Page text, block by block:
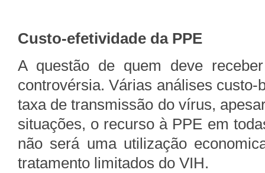
Custo-efetividade da PPE
A questão de quem deve
controvérsia. Várias análises
taxa de transmissão do vírus,
situações, o recurso à PPE em
não será uma utilização
tratamento limitados do VIH.